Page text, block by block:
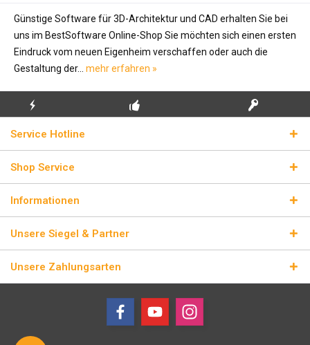
Günstige Software für 3D-Architektur und CAD erhalten Sie bei
uns im BestSoftware Online-Shop Sie möchten sich einen ersten
Eindruck vom neuen Eigenheim verschaffen oder auch die
Gestaltung der... mehr erfahren »
BLITZVERSAND
LIZENZSCHLÜSSEL
Service Hotline
Shop Service
Informationen
Unsere Siegel & Partner
Unsere Zahlungsarten